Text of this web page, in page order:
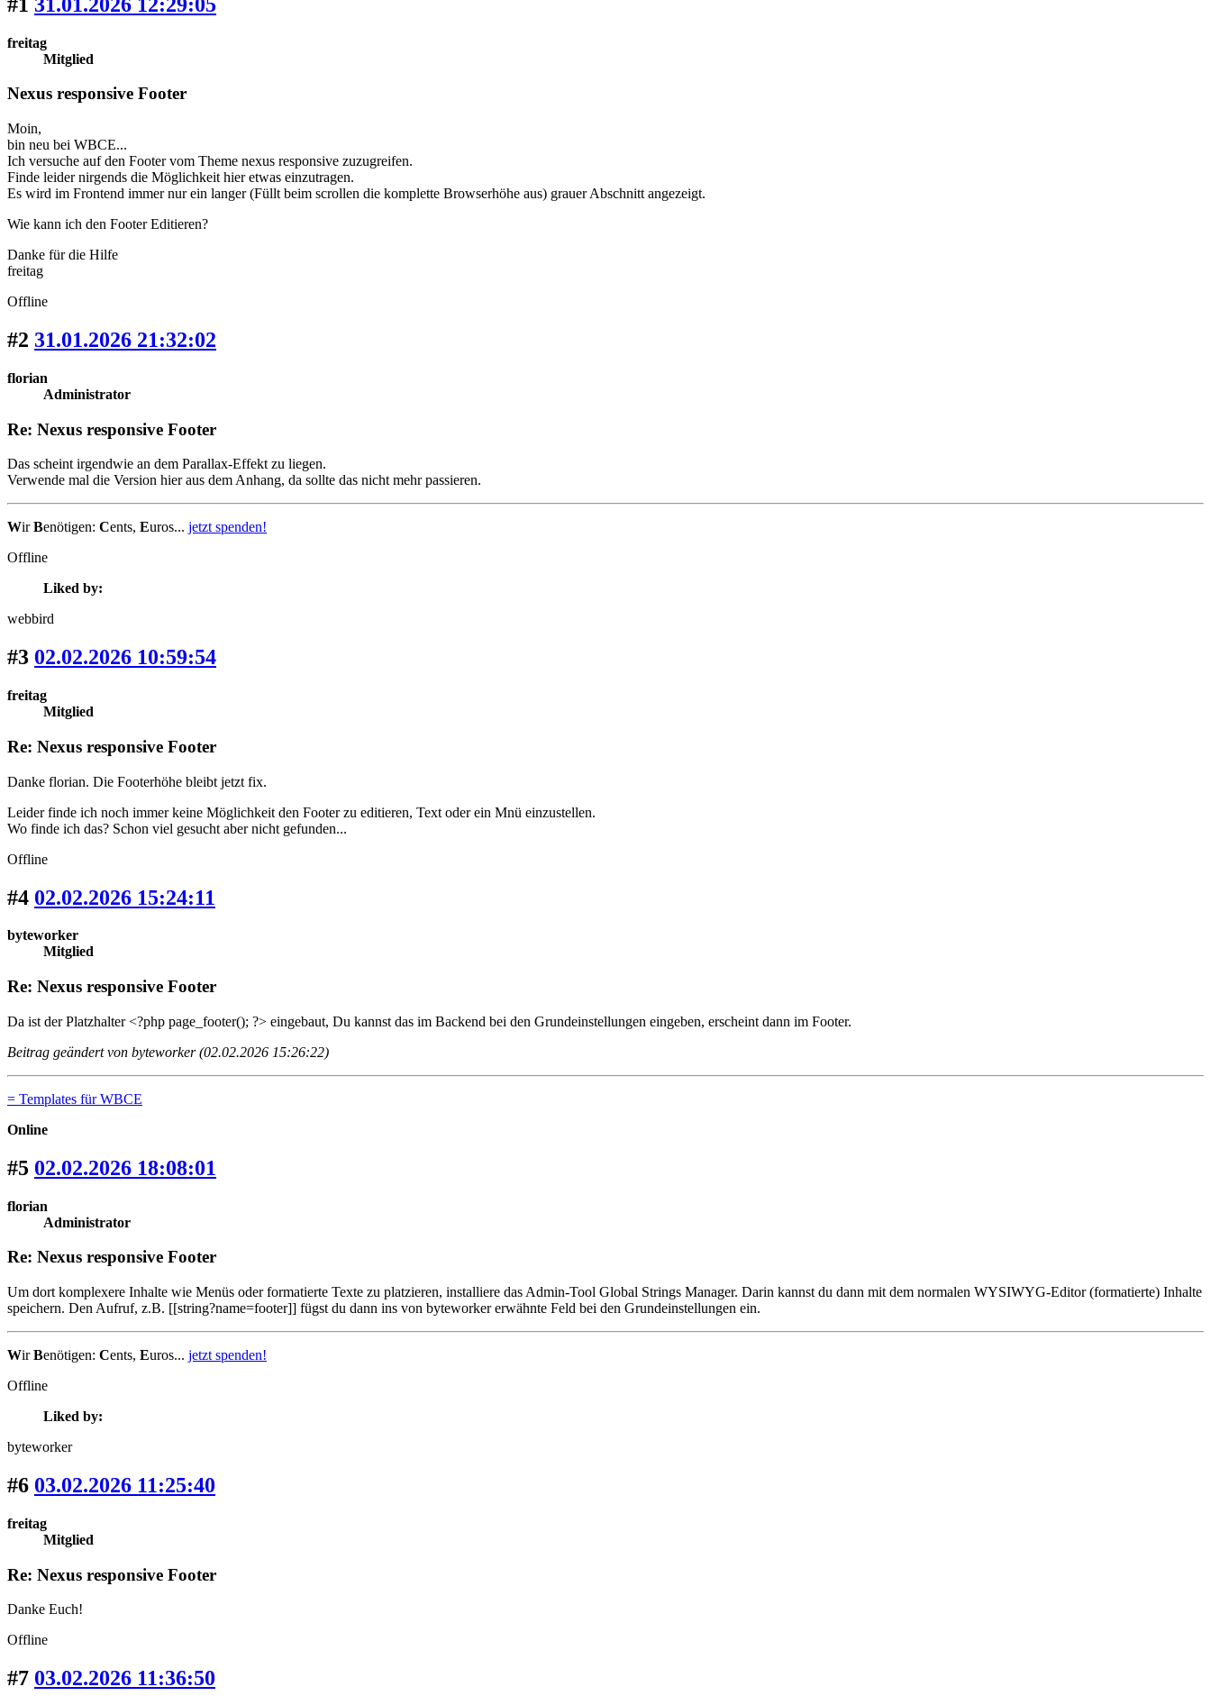
freitag
Mitglied
Nexus responsive Footer
Moin,
bin neu bei WBCE...
Ich versuche auf den Footer vom Theme nexus responsive zuzugreifen.
Finde leider nirgends die Möglichkeit hier etwas einzutragen.
Es wird im Frontend immer nur ein langer (Füllt beim scrollen die komplette Browserhöhe aus) grauer Abschnitt angezeigt.
Wie kann ich den Footer Editieren?
Danke für die Hilfe
freitag
Offline
#2 31.01.2026 21:32:02
florian
Administrator
Re: Nexus responsive Footer
Das scheint irgendwie an dem Parallax-Effekt zu liegen.
Verwende mal die Version hier aus dem Anhang, da sollte das nicht mehr passieren.
WirBenötigen: Cents, Euros... jetzt spenden!
Offline
Liked by:
webbird
#3 02.02.2026 10:59:54
freitag
Mitglied
Re: Nexus responsive Footer
Danke florian. Die Footerhöhe bleibt jetzt fix.
Leider finde ich noch immer keine Möglichkeit den Footer zu editieren, Text oder ein Mnü einzustellen.
Wo finde ich das? Schon viel gesucht aber nicht gefunden...
Offline
#4 02.02.2026 15:24:11
byteworker
Mitglied
Re: Nexus responsive Footer
Da ist der Platzhalter <?php page_footer(); ?> eingebaut, Du kannst das im Backend bei den Grundeinstellungen eingeben, erscheint dann im Footer.
Beitrag geändert von byteworker (02.02.2026 15:26:22)
= Templates für WBCE
Online
#5 02.02.2026 18:08:01
florian
Administrator
Re: Nexus responsive Footer
Um dort komplexere Inhalte wie Menüs oder formatierte Texte zu platzieren, installiere das Admin-Tool Global Strings Manager. Darin kannst du dann mit dem normalen WYSIWYG-Editor (formatierte) Inhalte
speichern. Den Aufruf, z.B. [[string?name=footer]] fügst du dann ins von byteworker erwähnte Feld bei den Grundeinstellungen ein.
WirBenötigen: Cents, Euros... jetzt spenden!
Offline
Liked by:
byteworker
#6 03.02.2026 11:25:40
freitag
Mitglied
Re: Nexus responsive Footer
Danke Euch!
Offline
#7 03.02.2026 11:36:50